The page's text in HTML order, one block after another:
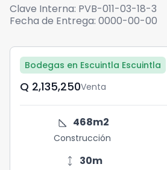
Clave Interna: PVB-011-03-18-3
Fecha de Entrega: 0000-00-00
Bodegas en Escuintla Escuintla
Q	2,135,250Venta
square_foot 468m2
Construcción
height 30m